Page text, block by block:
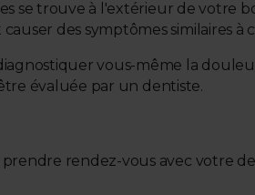
se trouve à l'extérieur de votre
des symptômes similaires à
vous-même la
évaluée par un dentiste.
rendez-vous avec votre